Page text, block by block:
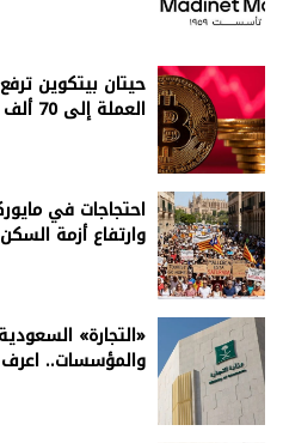
حيتان بيتكوين
العملة إلى 70 ألف دولار
احتجاجات في
وارتفاع أزمة السكن
«التجارة»
والمؤسسات.. اعرف